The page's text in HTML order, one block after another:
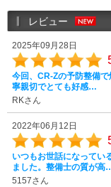
レビュー
2025年09月28日
今回、CR-Zの予防整備
寧親切でとても好感…
RKさん
2022年06月12日
いつもお世話になってい
ました。整備士の質が高
5157さん